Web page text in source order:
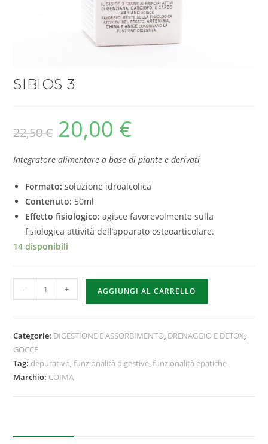
SIBIOS 3
22,50€ 20,00 €
Integratore alimentare a base di piante e derivati
Formato: soluzione idroalcolica
Contenuto: 50ml
Effetto fisiologico: agisce favorevolmente sulla
fisiologica attività dell’apparato osteoarticolare.
14 disponibili
- + AGGIUNGI AL CARRELLO
Categorie: DIGESTIONE E ASSORBIMENTO, DRENAGGIO E DETOX,
GOCCE
Tag: depurativo,funzionalità digestive,funzionalità epatiche
Marchio: COIMA